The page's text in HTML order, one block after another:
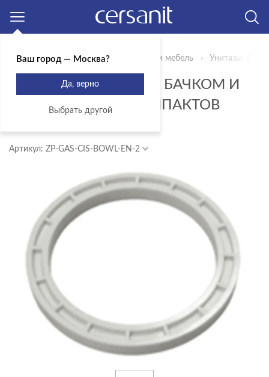
Главная Продукты Сантехника и мебель Унитазы,
ПРОКЛАДКА МЕЖДУ БАЧКОМ И
УНИТАЗОМ ДЛЯ КОМПАКТОВ
Артикул: ZP-GAS-CIS-BOWL-EN-2
Ваш город — Москва?
Да, верно
Выбрать другой